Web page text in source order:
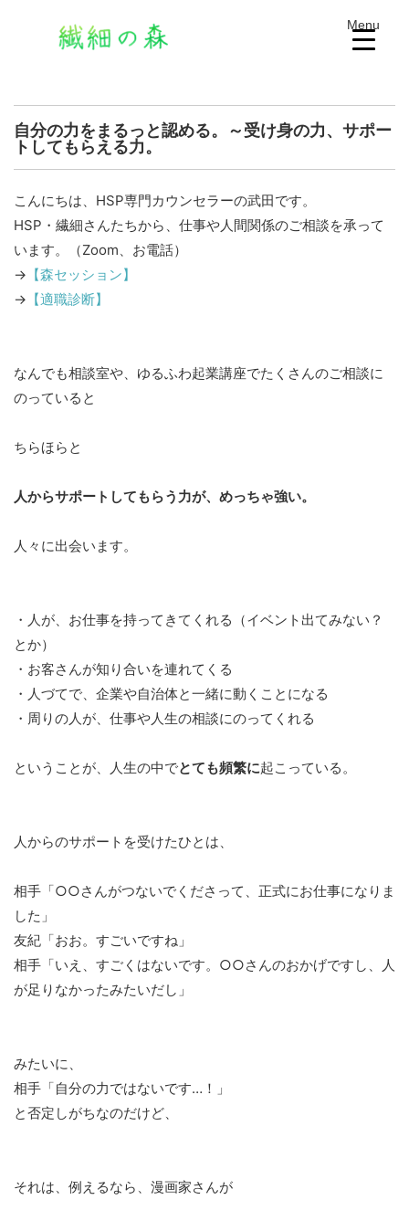
自分の力をまるっと認める。～受け身の力、サポー
トしてもらえる力。
こんにちは、HSP専門カウンセラーの武田です。
HSP・繊細さんたちから、仕事や人間関係のご相談を承って
います。（Zoom、お電話）
→ 【森セッション】
→ 【適職診断】
なんでも相談室や、ゆるふわ起業講座でたくさんのご相談に
のっていると
ちらほらと
人からサポートしてもらう力が、めっちゃ強い。
人々に出会います。
・人が、お仕事を持ってきてくれる（イベント出てみない？
とか）
・お客さんが知り合いを連れてくる
・人づてで、企業や自治体と一緒に動くことになる
・周りの人が、仕事や人生の相談にのってくれる
ということが、人生の中でとても頻繁に起こっている。
人からのサポートを受けたひとは、
相手「○○さんがつないでくださって、正式にお仕事になりま
した」
友紀「おお。すごいですね」
相手「いえ、すごくはないです。○○さんのおかげですし、人
が足りなかったみたいだし」
みたいに、
相手「自分の力ではないです…！」
と否定しがちなのだけど、
それは、例えるなら、漫画家さんが
Menu